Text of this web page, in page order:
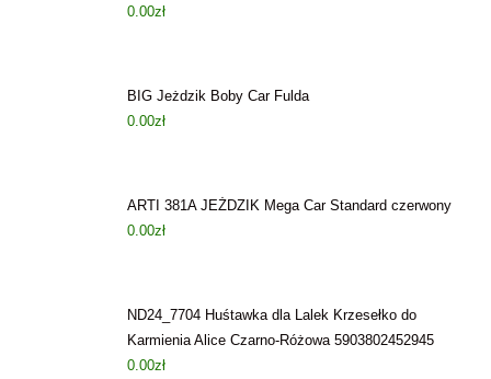
0.00zł
BIG Jeżdzik Boby Car Fulda
0.00zł
ARTI 381A JEŻDZIK Mega Car Standard czerwony
0.00zł
ND24_7704 Huśtawka dla Lalek Krzesełko do
Karmienia Alice Czarno-Różowa 5903802452945
0.00zł